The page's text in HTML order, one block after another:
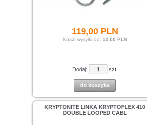
119,00PLN
Koszt wysyłki od: 12.00 PLN
Dodaj: szt.
do koszyka
KRYPTONITE LINKA KRYPTOFLEX 410
DOUBLE LOOPED CABL